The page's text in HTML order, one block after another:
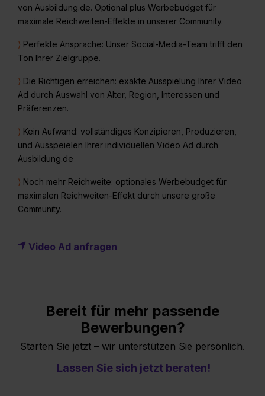
von Ausbildung.de. Optional plus Werbebudget für
maximale Reichweiten-Effekte in unserer Community.
⟩ Perfekte Ansprache: Unser Social-Media-Team trifft den
Ton Ihrer Zielgruppe.
⟩ Die Richtigen erreichen: exakte Ausspielung Ihrer Video
Ad durch Auswahl von Alter, Region, Interessen und
Präferenzen.
⟩ Kein Aufwand: vollständiges Konzipieren, Produzieren,
und Ausspeielen Ihrer individuellen Video Ad durch
Ausbildung.de
⟩ Noch mehr Reichweite: optionales Werbebudget für
maximalen Reichweiten-Effekt durch unsere große
Community.
Video Ad anfragen
Bereit für mehr passende
Bewerbungen?
Starten Sie jetzt – wir unterstützen Sie persönlich.
Lassen Sie sich jetzt beraten!